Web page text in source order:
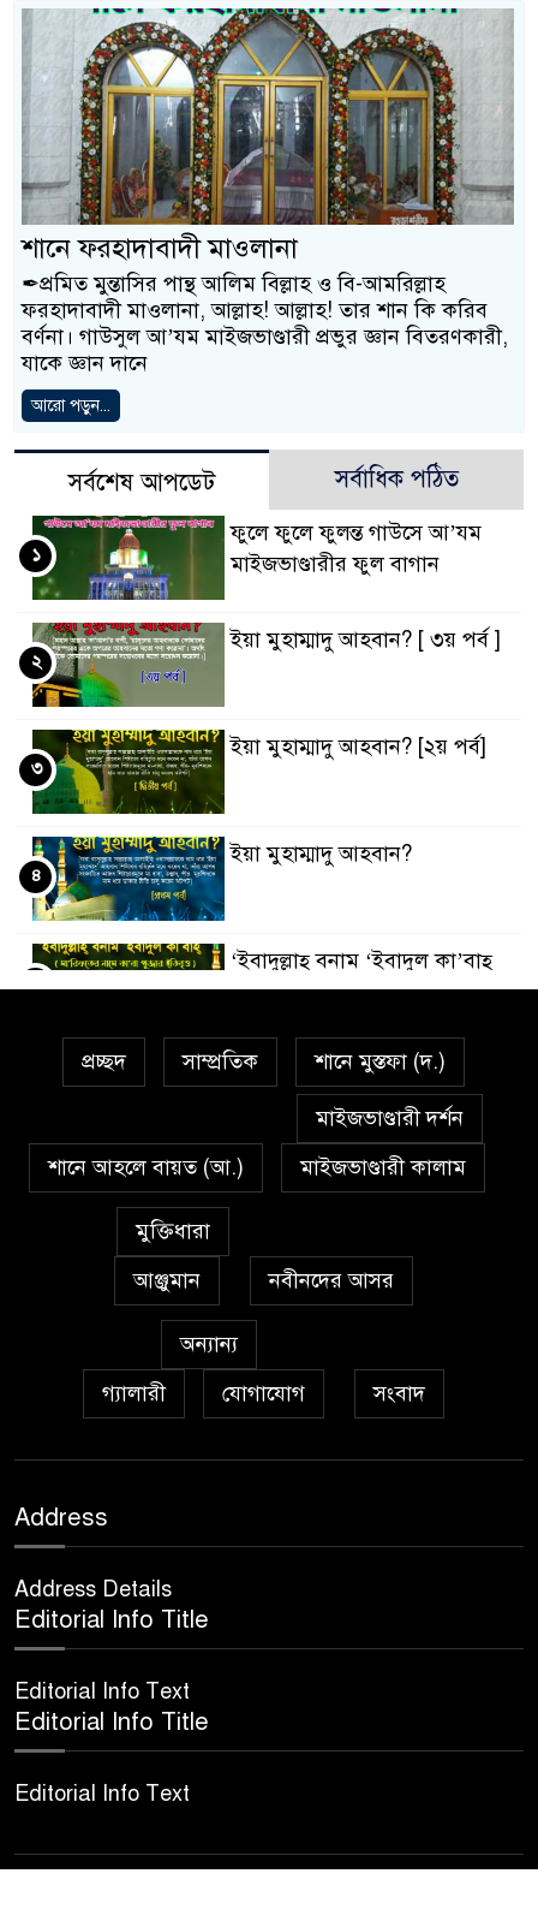
শানে ফরহাদাবাদী মাওলানা
✒প্রমিত মুন্তাসির পান্থ আলিম বিল্লাহ ও বি-আমরিল্লাহ
ফরহাদাবাদী মাওলানা, আল্লাহ! আল্লাহ! তার শান কি করিব
বর্ণনা। গাউসুল আ’যম মাইজভাণ্ডারী প্রভুর জ্ঞান বিতরণকারী,
যাকে জ্ঞান দানে
আরো পড়ুন...
সর্বশেষ আপডেট সর্বাধিক পঠিত
ফুলে ফুলে ফুলন্ত গাউসে আ’যম
মাইজভাণ্ডারীর ফুল বাগান
১
ইয়া মুহাম্মাদু আহবান? [ ৩য় পর্ব ]
২
ইয়া মুহাম্মাদু আহবান? [২য় পর্ব]
৩
ইয়া মুহাম্মাদু আহবান?
৪
‘ইবাদুল্লাহ্ বনাম ‘ইবাদুল কা’বাহ্
সর্বকালের সব সমস্যার সমাধানের
একমাত্র উপায় মহানবী (দঃ) আদর্শ
প্রেমাস্পদের গলি
অঞ্চল ভিত্তিক জশনে জুলূসে ঈদে
মিলাদুন্নবী এর গুরুত্ব
আইয়ূবীদের গ্রীবায় মারওয়ানী
১০
‘উরসে পাক সম্পন্ন
প্রচ্ছদ সাম্প্রতিক শানে মুস্তফা (দ.)
শানে আহলে বায়ত (আ.)
মাইজভাণ্ডারী দর্শন
মাইজভাণ্ডারী কালাম
মুক্তিধারা
আঞ্জুমান
নবীনদের আসর
অন্যান্য
গ্যালারী
যোগাযোগ সংবাদ
Address
Address Details
Editorial Info Title
Editorial Info Text
Editorial Info Title
Editorial Info Text